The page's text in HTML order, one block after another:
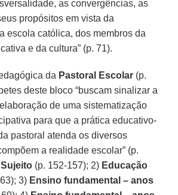
as convergências, as
propósitos em vista da
escola católica, dos membros da
e da cultura” (p. 71).
da Pastoral Escolar (p.
deste bloco “buscam sinalizar a
de uma sistematização
para que a prática educativo-
pastoral atenda os diversos
a realidade escolar” (p.
Sujeito (p. 152-157); 2) Educação
3) Ensino fundamental – anos